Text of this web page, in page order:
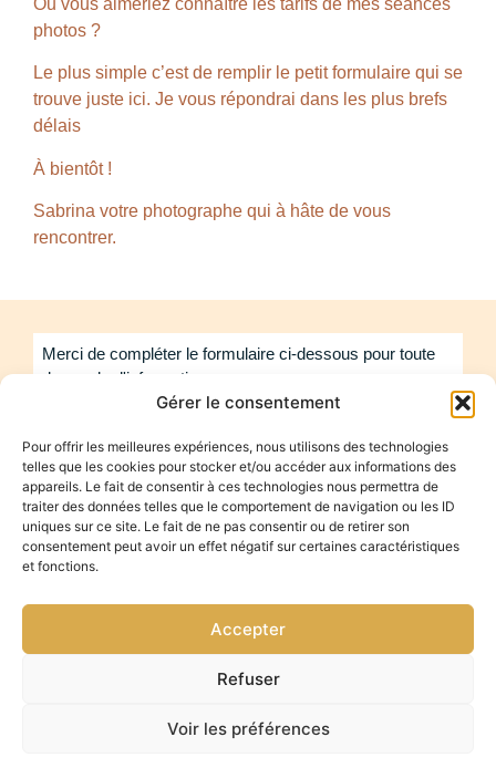
Gérer le consentement
Pour offrir les meilleures expériences, nous utilisons des technologies
telles que les cookies pour stocker et/ou accéder aux informations des
appareils. Le fait de consentir à ces technologies nous permettra de
traiter des données telles que le comportement de navigation ou les ID
uniques sur ce site. Le fait de ne pas consentir ou de retirer son
consentement peut avoir un effet négatif sur certaines caractéristiques
et fonctions.
Accepter
Refuser
Voir les préférences
photos ?
Le plus simple c’est de remplir le petit formulaire qui se
trouve juste ici. Je vous répondrai dans les plus brefs
délais
À bientôt !
Sabrina votre photographe qui à hâte de vous
rencontrer.